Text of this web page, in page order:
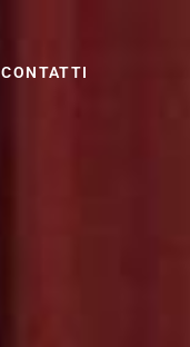
CONTATTI